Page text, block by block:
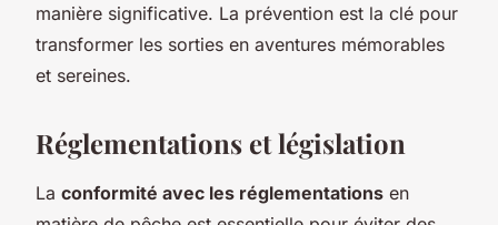
manière significative. La prévention est la clé pour
transformer les sorties en aventures mémorables
et sereines.
Réglementations et législation
La conformité avec les réglementations en